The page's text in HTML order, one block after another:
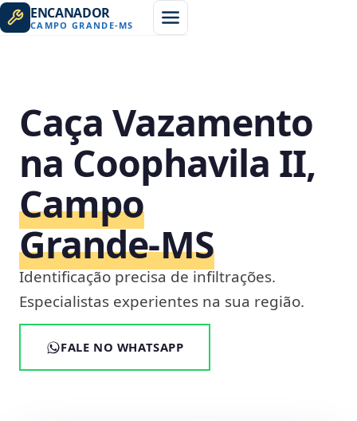
ENCANADOR
CAMPO GRANDE-MS
Caça Vazamento
na Coophavila II,
Campo
Grande‑MS
Identificação precisa de infiltrações.
Especialistas experientes na sua região.
FALE NO WHATSAPP